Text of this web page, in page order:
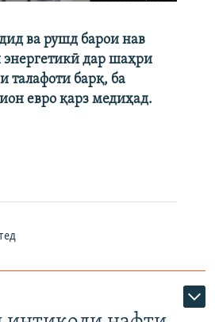
ва рушд барои нав
дар шаҳри
талафоти барқ, ба
евро қарз медиҳад.